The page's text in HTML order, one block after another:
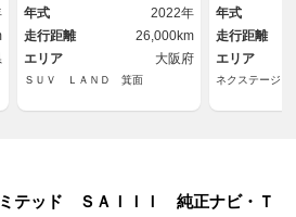
レコ コーナーセンサー スマ
ートキー ＬＥＤヘッド ビル
トインＥＴＣ
年式
2022年
走行距離
26,000km
エリア
大阪府
ＳＵＶ ＬＡＮＤ 箕面
ＴＣ ｂｌｕ
生 オートハ
ヘッドライト
年式
走行距離
エリア
ネクステージ
テッド ＳＡＩＩＩ 純正ナビ・Ｔ